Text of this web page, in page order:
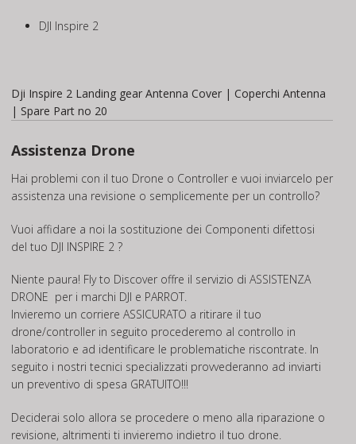
DJI Inspire 2
Dji Inspire 2 Landing gear Antenna Cover | Coperchi Antenna
| Spare Part no 20
Assistenza Drone
Hai problemi con il tuo Drone o Controller e vuoi inviarcelo per
assistenza una revisione o semplicemente per un controllo?
Vuoi affidare a noi la sostituzione dei Componenti difettosi
del tuo DJI INSPIRE 2 ?
Niente paura! Fly to Discover offre il servizio di ASSISTENZA
DRONE per i marchi DJI e PARROT.
Invieremo un corriere ASSICURATO a ritirare il tuo
drone/controller in seguito procederemo al controllo in
laboratorio e ad identificare le problematiche riscontrate. In
seguito i nostri tecnici specializzati provvederanno ad inviarti
un preventivo di spesa GRATUITO!!!
Deciderai solo allora se procedere o meno alla riparazione o
revisione, altrimenti ti invieremo indietro il tuo drone.